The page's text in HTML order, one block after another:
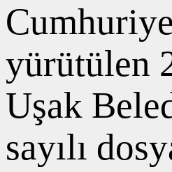
yürütülen
Uşak
sayılı